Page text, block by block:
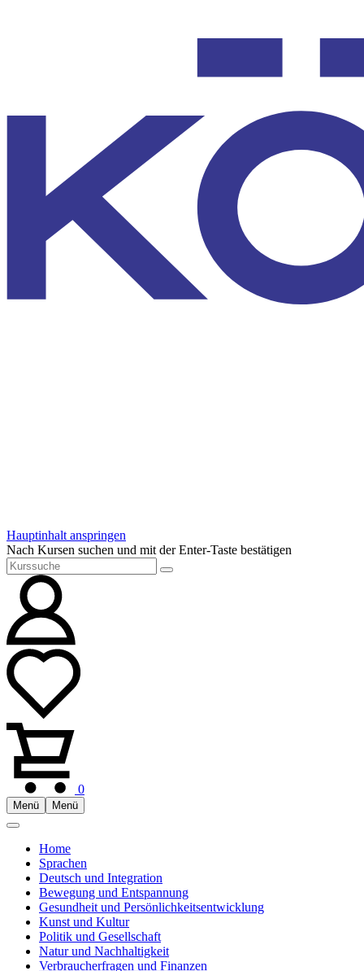
Hauptinhalt anspringen
Nach Kursen suchen und mit der Enter-Taste bestätigen
0
Menü Menü
Home
Sprachen
Deutsch und Integration
Bewegung und Entspannung
Gesundheit und Persönlichkeitsentwicklung
Kunst und Kultur
Politik und Gesellschaft
Natur und Nachhaltigkeit
Verbraucherfragen und Finanzen